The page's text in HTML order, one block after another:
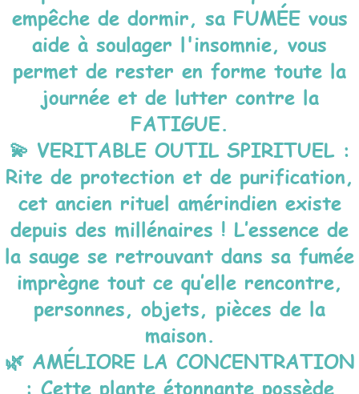
empêche de dormir, sa FUMÉE vous
aide à soulager l'insomnie, vous
permet de rester en forme toute la
journée et de lutter contre la
FATIGUE.
💫 VERITABLE OUTIL SPIRITUEL :
Rite de protection et de purification,
cet ancien rituel amérindien existe
depuis des millénaires ! L’essence de
la sauge se retrouvant dans sa fumée
imprègne tout ce qu’elle rencontre,
personnes, objets, pièces de la
maison.
🌿 AMÉLIORE LA CONCENTRATION
: Cette plante étonnante possède